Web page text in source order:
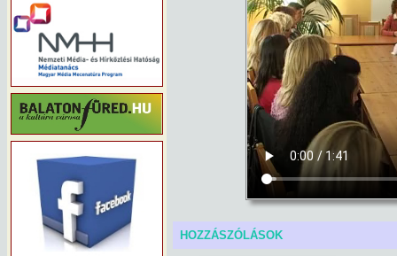
HOZZÁSZÓLÁSOK